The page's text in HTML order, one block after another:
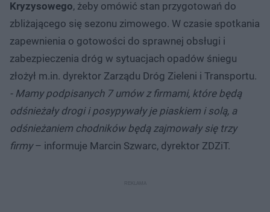
Kryzysowego, żeby omówić stan przygotowań do
zbliżającego się sezonu zimowego. W czasie spotkania
zapewnienia o gotowości do sprawnej obsługi i
zabezpieczenia dróg w sytuacjach opadów śniegu
złożył m.in. dyrektor Zarządu Dróg Zieleni i Transportu.
- Mamy podpisanych 7 umów z firmami, które będą
odśnieżały drogi i posypywały je piaskiem i solą, a
odśnieżaniem chodników będą zajmowały się trzy
firmy– informuje Marcin Szwarc, dyrektor ZDZiT.